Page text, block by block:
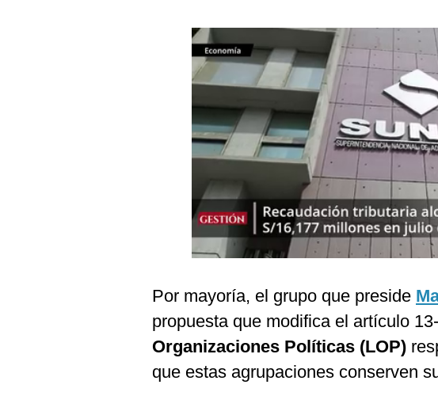
Por mayoría, el grupo que preside
propuesta que modifica el artículo
Organizaciones Políticas (LOP)
que estas agrupaciones conserven